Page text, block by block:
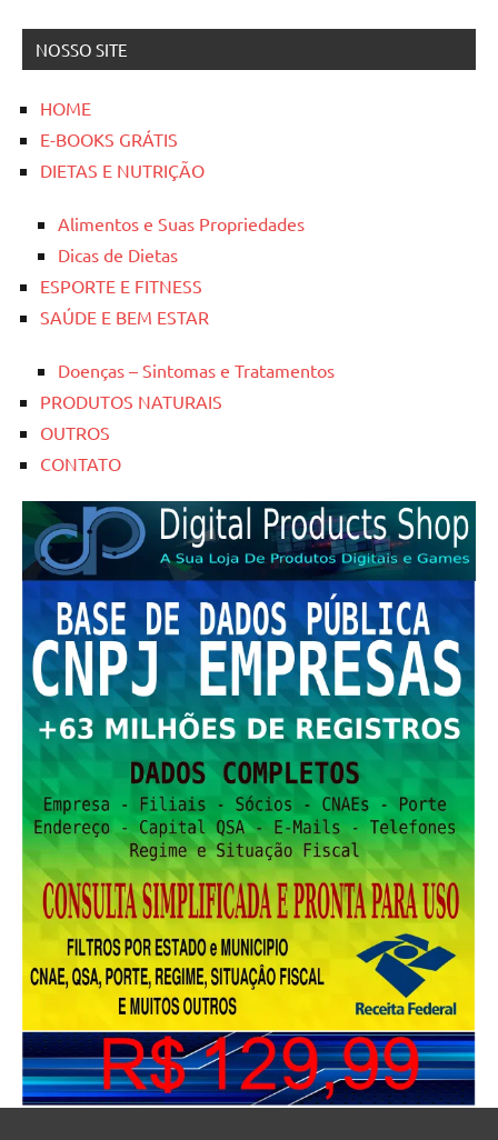
NOSSO SITE
HOME
E-BOOKS GRÁTIS
DIETAS E NUTRIÇÃO
Alimentos e Suas Propriedades
Dicas de Dietas
ESPORTE E FITNESS
SAÚDE E BEM ESTAR
Doenças – Sintomas e Tratamentos
PRODUTOS NATURAIS
OUTROS
CONTATO